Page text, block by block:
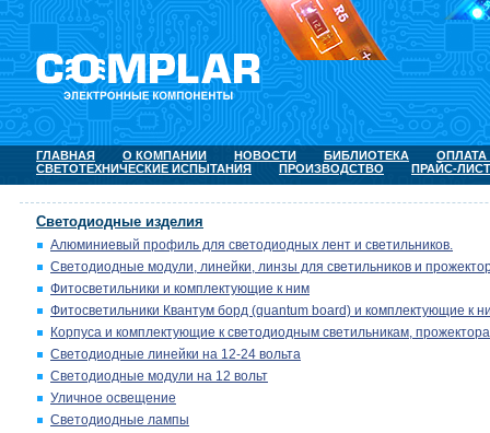
ГЛАВНАЯ О КОМПАНИИ НОВОСТИ БИБЛИОТЕКА
ОПЛАТА
СВЕТОТЕХНИЧЕСКИЕ ИСПЫТАНИЯ
ПРОИЗВОДСТВО ПРАЙС-ЛИСТ
Светодиодные изделия
Алюминиевый профиль для светодиодных лент и светильников.
Светодиодные модули, линейки, линзы для светильников и
Фитосветильники и комплектующие к ним
Фитосветильники Квантум борд (quantum board) и комплектующие к
Корпуса и комплектующие к светодиодным светильникам,
Светодиодные линейки на 12-24 вольта
Светодиодные модули на 12 вольт
Уличное освещение
Светодиодные лампы